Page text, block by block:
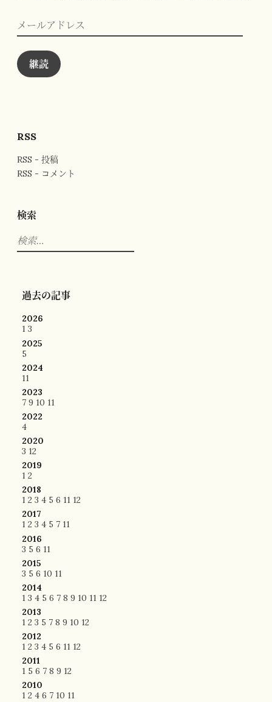
ー
ル
ア
ド
レ
継読
RSS
RSS - 投稿
RSS - コメント
検索
検
索:
過去の記事
2026
1 3
2025
5
2024
11
2023
7 9 10 11
2022
4
2020
3 12
2019
1 2
2018
1 2 3 4 5 6 11 12
2017
1 2 3 4 5 7 11
2016
3 5 6 11
2015
3 5 6 10 11
2014
1 3 4 5 6 7 8 9 10 11 12
2013
1 2 3 5 7 8 9 10 12
2012
1 2 3 4 5 6 11 12
2011
1 5 6 7 8 9 12
2010
1 2 4 6 7 10 11